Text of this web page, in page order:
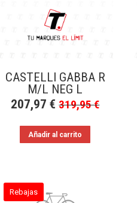
CASTELLI GABBA R
M/L NEG L
207,97€ 319,95€
Añadir al carrito
Rebajas